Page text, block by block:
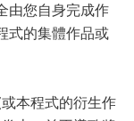
由您自身完成作
式的集體作品或
本程式的衍生作